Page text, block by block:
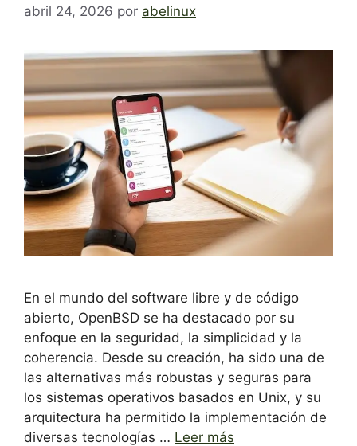
abril 24, 2026 por abelinux
En el mundo del software libre y de código
abierto, OpenBSD se ha destacado por su
enfoque en la seguridad, la simplicidad y la
coherencia. Desde su creación, ha sido una de
las alternativas más robustas y seguras para
los sistemas operativos basados en Unix, y su
arquitectura ha permitido la implementación de
diversas tecnologías … Leer más